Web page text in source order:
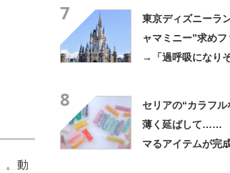
。動
7
東京ディズニーラ
ャマミニー”求めフ
→「過呼吸になり
8
セリアの“カラフル
薄く延ばして……
マるアイテムが完